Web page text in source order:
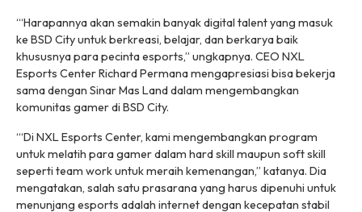
“‘Harapannya akan semakin banyak digital talent yang masuk
ke BSD City untuk berkreasi, belajar, dan berkarya baik
khususnya para pecinta esports,” ungkapnya. CEO NXL
Esports Center Richard Permana mengapresiasi bisa bekerja
sama dengan Sinar Mas Land dalam mengembangkan
komunitas gamer di BSD City.
“‘Di NXL Esports Center, kami mengembangkan program
untuk melatih para gamer dalam hard skill maupun soft skill
seperti team work untuk meraih kemenangan,” katanya. Dia
mengatakan, salah satu prasarana yang harus dipenuhi untuk
menunjang esports adalah internet dengan kecepatan stabil